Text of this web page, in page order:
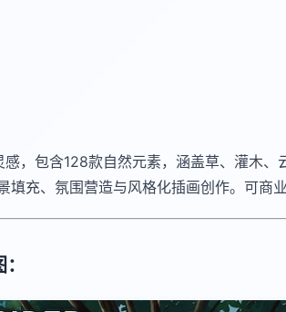
，包含128款自然元素，涵盖草、灌木、
充、氛围营造与风格化插画创作。可商业